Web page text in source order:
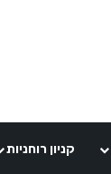
קניון רוחניות